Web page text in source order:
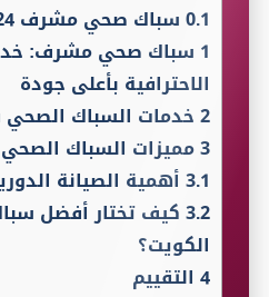
0.1سباك صحي مشرف 24 ساعة
1 سباك صحي مشرف:
الاحترافية بأعلى جودة
2خدمات السباك
3مميزات السباك
3.1أهمية الصيانة
3.2كيف تختار أفضل
الكويت؟
4التقييم